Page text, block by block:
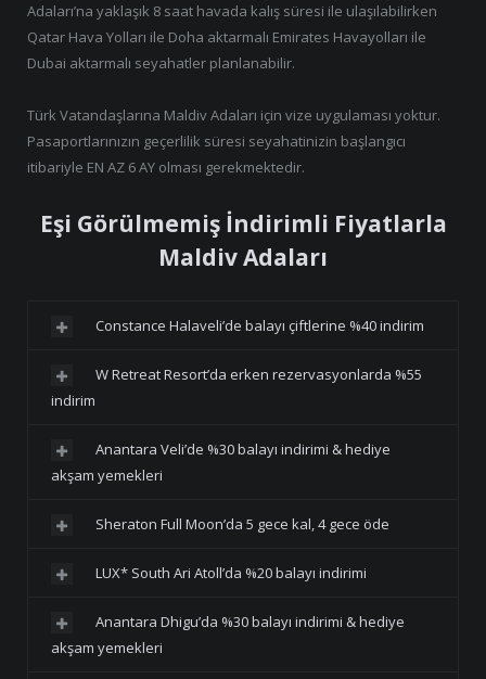
Adaları’na yaklaşık 8 saat havada kalış süresi ile ulaşılabilirken
Qatar Hava Yolları ile Doha aktarmalı Emirates Havayolları ile
Dubai aktarmalı seyahatler planlanabilir.
Türk Vatandaşlarına Maldiv Adaları için vize uygulaması yoktur.
Pasaportlarınızın geçerlilik süresi seyahatinizin başlangıcı
itibariyle EN AZ 6 AY olması gerekmektedir.
Eşi Görülmemiş İndirimli Fiyatlarla
Maldiv Adaları
Constance Halaveli’de balayı çiftlerine %40 indirim
W Retreat Resort’da erken rezervasyonlarda %55
indirim
Anantara Veli’de %30 balayı indirimi & hediye
akşam yemekleri
Sheraton Full Moon’da 5 gece kal, 4 gece öde
LUX* South Ari Atoll’da %20 balayı indirimi
Anantara Dhigu’da %30 balayı indirimi & hediye
akşam yemekleri